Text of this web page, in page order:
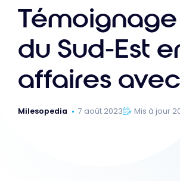
Témoignage
du Sud-Est
affaires
Milesopedia 7 août 2023 Mis à jour